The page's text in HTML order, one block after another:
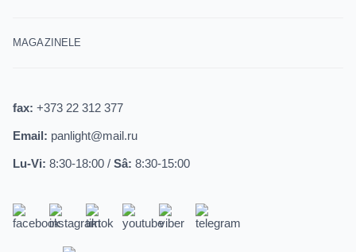
MAGAZINELE
fax: +373 22 312 377
Email: panlight@mail.ru
Lu-Vi: 8:30-18:00 / Sâ: 8:30-15:00